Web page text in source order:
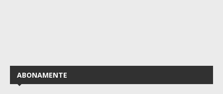
ABONAMENTE